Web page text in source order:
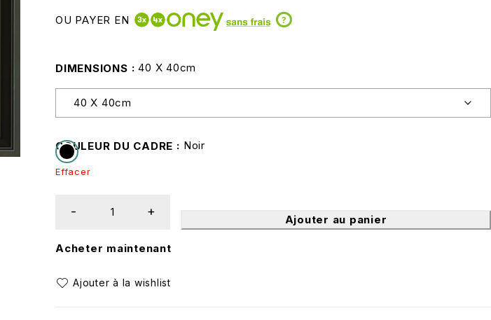
OU PAYER EN ?
DIMENSIONS 40 X 40cm
COULEUR DU CADRE Noir
Effacer
Ajouter au panier
Acheter maintenant